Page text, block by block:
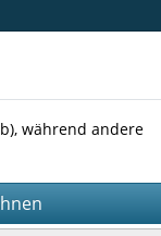
während andere